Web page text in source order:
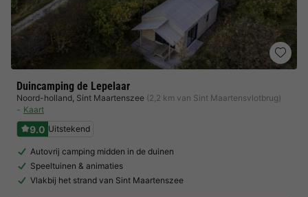
Duincamping de Lepelaar
Noord-holland, Sint Maartenszee (2,2 km van Sint Maartensvlotbrug)
Kaart
9.0 Uitstekend
Autovrij camping midden in de duinen
Speeltuinen & animaties
Vlakbij het strand van Sint Maartenszee